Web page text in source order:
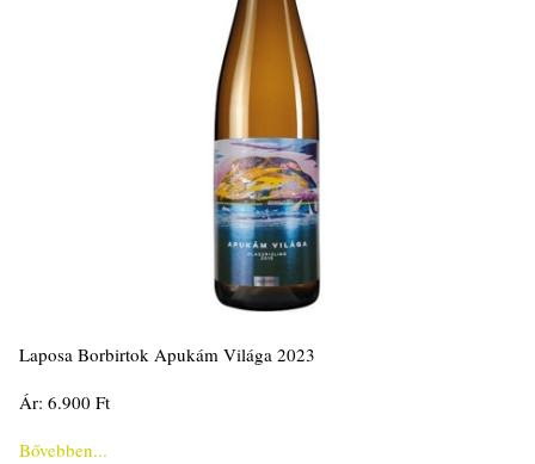
Laposa Borbirtok Apukám Világa 2023
Ár: 6.900 Ft
Bővebben...